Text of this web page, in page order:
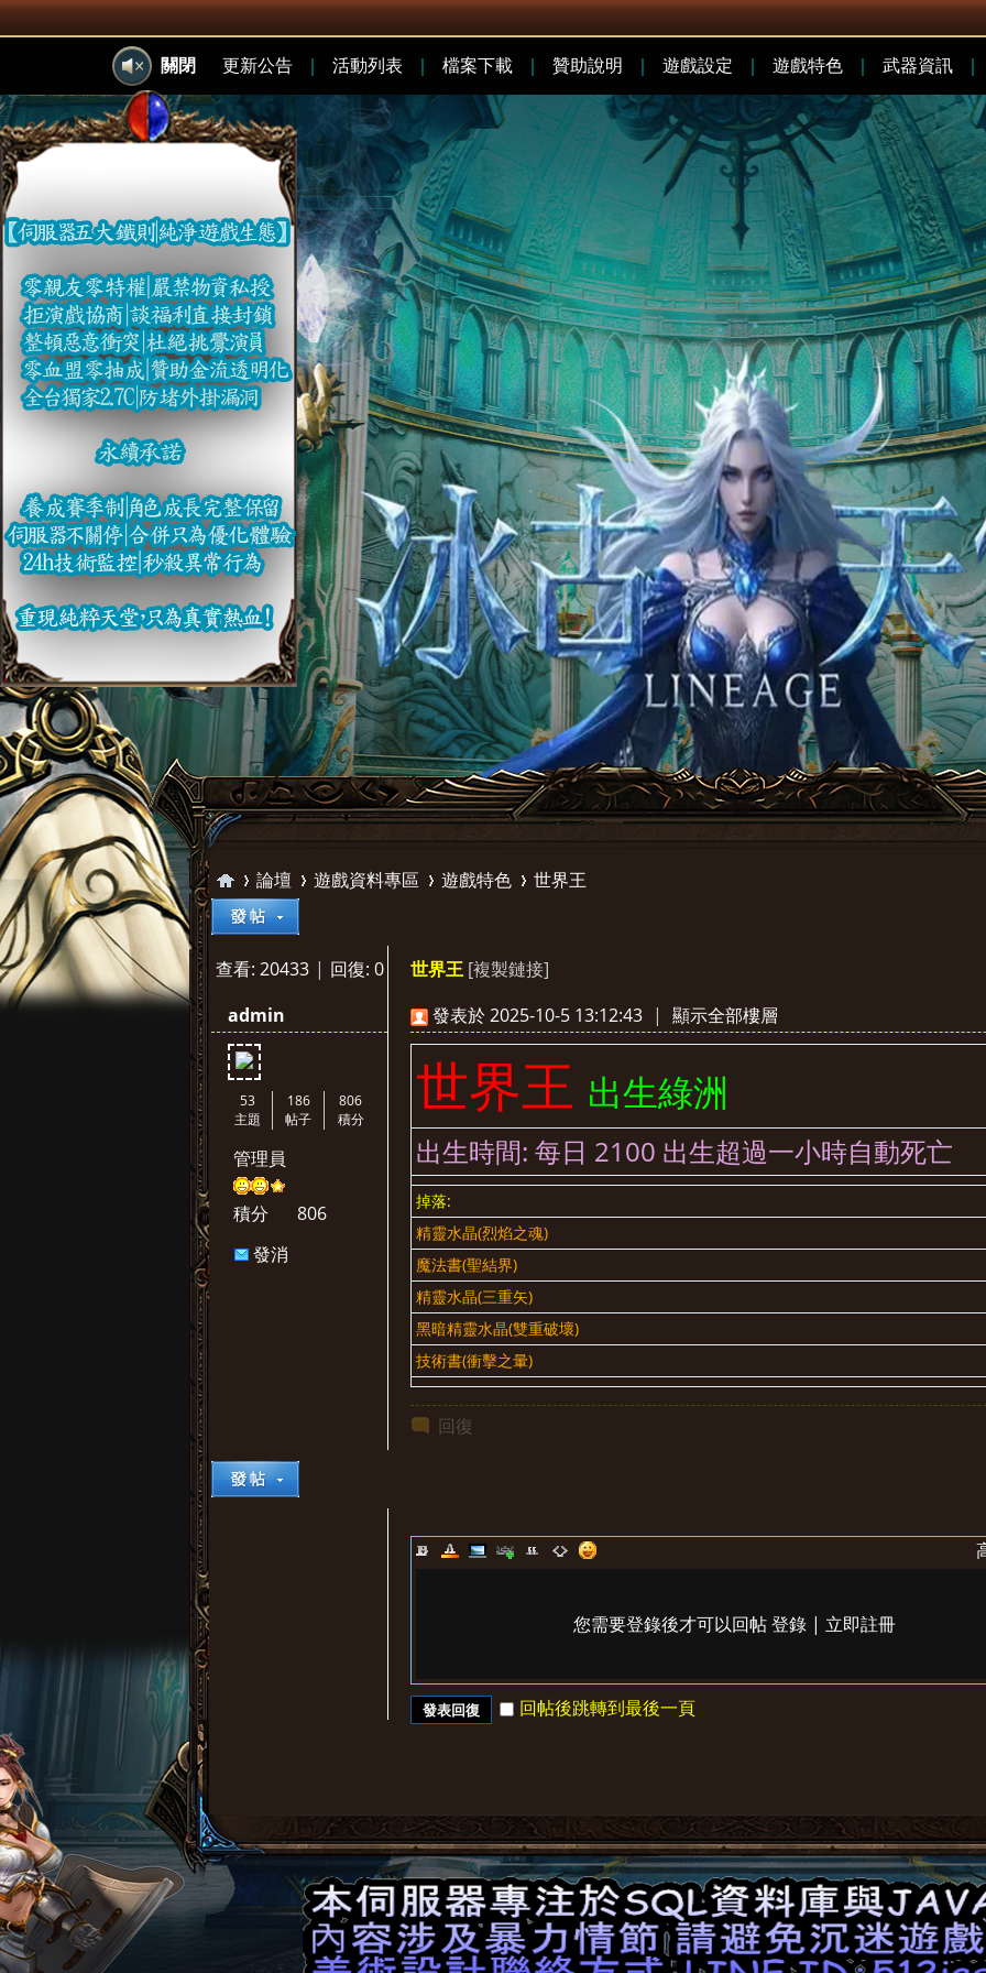
璀
璨
»
論壇
›
遊戲資料專區
›
遊戲特色
›
世界王
查看: 20433 | 回復: 0 世界王 [複製鏈接]
admin
53
主題
186
帖子
806
積分
管理員
積分
806
發消
發表於 2025-10-5 13:12:43 | 顯示全部樓層
世界王 出生綠洲
出生時間: 每日 2100 出生超過一小時自動死亡
掉落:
精靈水晶(烈焰之魂)
魔法書(聖結界)
精靈水晶(三重矢)
黑暗精靈水晶(雙重破壞)
技術書(衝擊之暈)
回復
您需要登錄後才可以回帖登錄 | 立即註冊
發表回復 回帖後跳轉到最後一頁